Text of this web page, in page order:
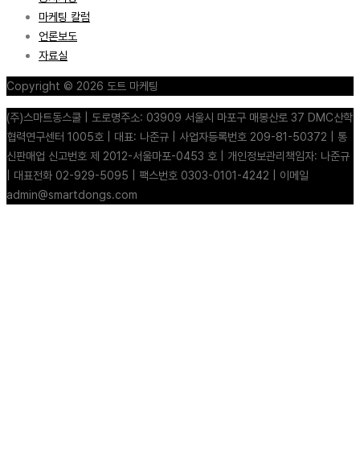
마케팅 칼럼
언론보도
자료실
Copyright © 2026 도트 마케팅
(주)스마트동스쿨 | 도로명주소: 03909 서울시 마포구 매봉산로 37 DMC산학
협력연구센터 1005호 | 대표: 나준규 | 사업자등록번호 209-81-50372 | 통
신판매업 신고번호 제 2012-서울마포-0453 호 | 개인정보관리책임자: 나준규
| 대표전화 02-929-5095 | 팩스번호 0303-0101-4242 | 이메일
admin@smartdongs.com